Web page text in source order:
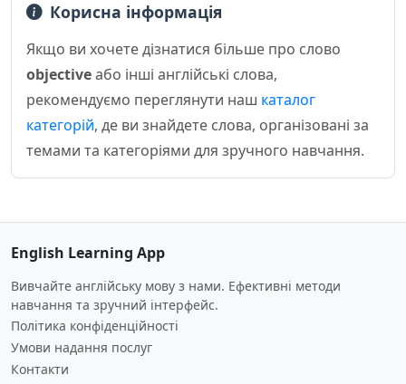
Корисна інформація
Якщо ви хочете дізнатися більше про слово
objectiveабо інші англійські слова,
рекомендуємо переглянути наш каталог
категорій, де ви знайдете слова, організовані за
темами та категоріями для зручного навчання.
English Learning App
Вивчайте англійську мову з нами. Ефективні методи
навчання та зручний інтерфейс.
Політика конфіденційності
Умови надання послуг
Контакти